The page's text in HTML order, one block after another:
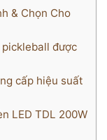
& Chọn Cho
được
cấp hiệu suất
LED TDL 200W